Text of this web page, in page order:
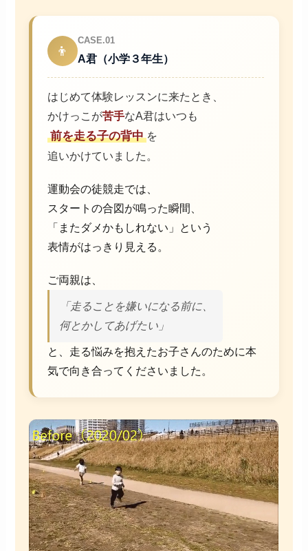
👦
CASE.01
A君（小学３年生）
はじめて体験レッスンに来たとき、
かけっこが苦手なA君はいつも
前を走る子の背中 を
追いかけていました。
運動会の徒競走では、
スタートの合図が鳴った瞬間、
「またダメかもしれない」という
表情がはっきり見える。
ご両親は、
「走ることを嫌いになる前に、
何とかしてあげたい」
と、走る悩みを抱えたお子さんのために本
気で向き合ってくださいました。